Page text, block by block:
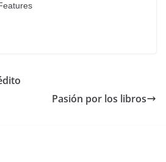
Pasión por los libros